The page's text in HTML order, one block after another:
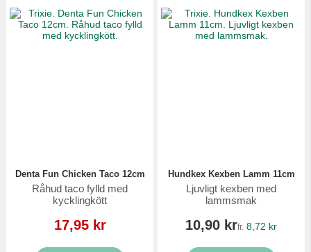
Denta Fun Chicken Taco 12cm
Råhud taco fylld med
kycklingkött
Reapris
17,95 kr
Hundkex Kexben Lamm 11cm
Ljuvligt kexben med
lammsmak
10,90 krfr. 8,72 kr